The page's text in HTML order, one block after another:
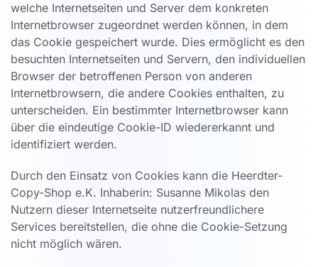
welche Internetseiten und Server dem konkreten
Internetbrowser zugeordnet werden können, in dem
das Cookie gespeichert wurde. Dies ermöglicht es den
besuchten Internetseiten und Servern, den individuellen
Browser der betroffenen Person von anderen
Internetbrowsern, die andere Cookies enthalten, zu
unterscheiden. Ein bestimmter Internetbrowser kann
über die eindeutige Cookie-ID wiedererkannt und
identifiziert werden.
Durch den Einsatz von Cookies kann die Heerdter-
Copy-Shop e.K. Inhaberin: Susanne Mikolas den
Nutzern dieser Internetseite nutzerfreundlichere
Services bereitstellen, die ohne die Cookie-Setzung
nicht möglich wären.